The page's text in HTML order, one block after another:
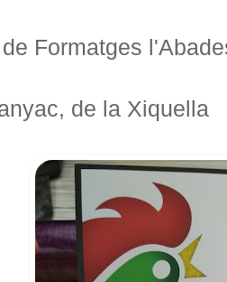
Formatges
de la Xiquella